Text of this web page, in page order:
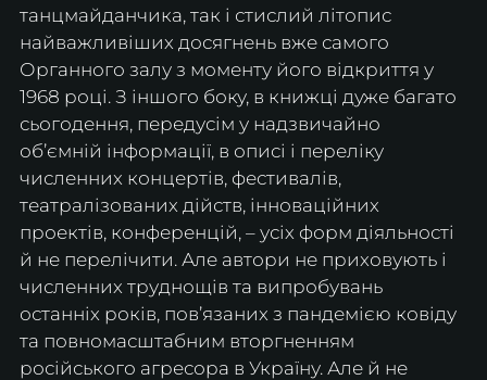
танцмайданчика, так і стислий літопис
найважливіших досягнень вже самого
Органного залу з моменту його відкриття у
1968 році. З іншого боку, в книжці дуже багато
сьогодення, передусім у надзвичайно
об’ємній інформації, в описі і переліку
численних концертів, фестивалів,
театралізованих дійств, інноваційних
проектів, конференцій, – усіх форм діяльності
й не перелічити. Але автори не приховують і
численних труднощів та випробувань
останніх років, пов’язаних з пандемією ковіду
та повномасштабним вторгненням
російського агресора в Україну. Але й не